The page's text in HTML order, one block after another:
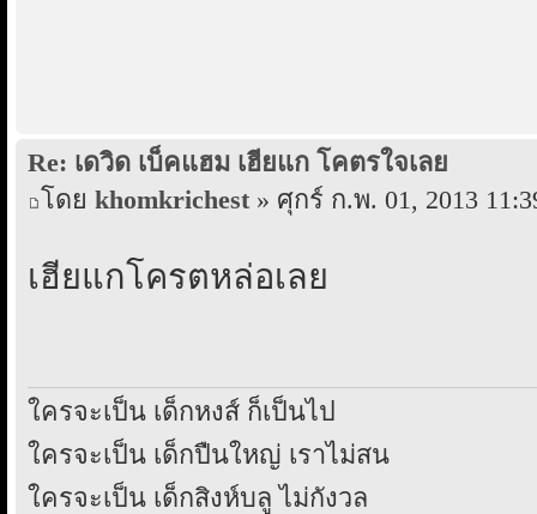
Re: เดวิด เบ็คแฮม เฮียแก โคตรใจเลย
โดย khomkrichest » ศุกร์ ก.พ. 01, 2013
เฮียแกโครตหล่อเลย
ใครจะเป็น เด็กหงส์ ก็เป็นไป
ใครจะเป็น เด็กปืนใหญ่ เราไม่สน
ใครจะเป็น เด็กสิงห์บลู ไม่กังวล